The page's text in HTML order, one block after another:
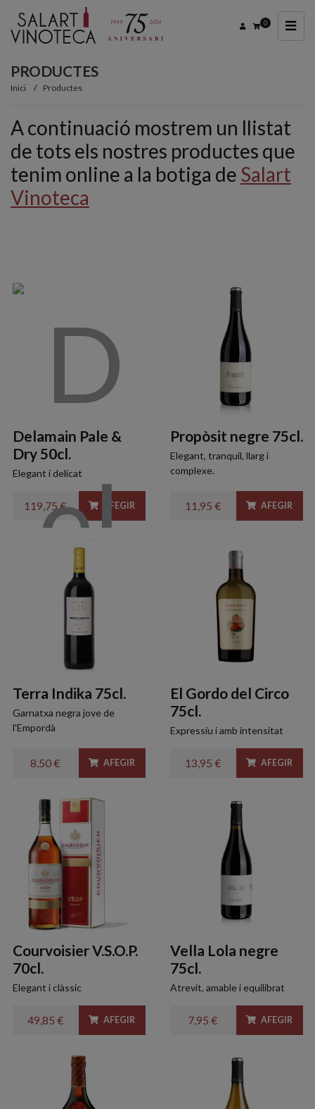
0
PRODUCTES
Inici Productes
A continuació mostrem un llistat
de tots els nostres productes que
tenim online a la botiga de Salart
Vinoteca
Delamain Pale &
Dry 50cl.
Elegant i delicat
119,75 € AFEGIR
Propòsit negre 75cl.
Elegant, tranquil, llarg i
complexe.
11,95 € AFEGIR
Terra Indika 75cl.
Garnatxa negra jove de
l'Empordà
8,50 € AFEGIR
El Gordo del Circo
75cl.
Expressiu i amb intensitat
13,95 € AFEGIR
Courvoisier V.S.O.P.
70cl.
Elegant i clàssic
49,85 € AFEGIR
Vella Lola negre
75cl.
Atrevit, amable i equilibrat
7,95 € AFEGIR